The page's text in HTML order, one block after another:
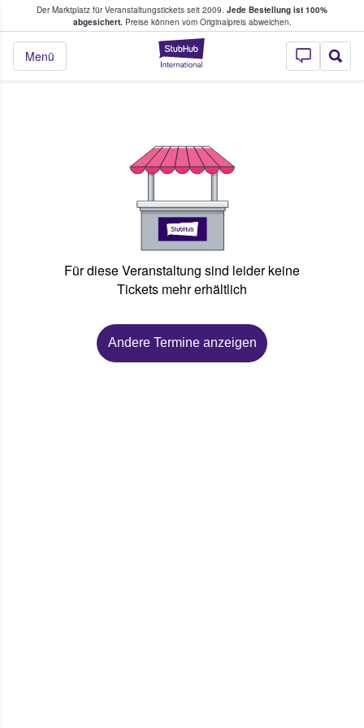
Der Marktplatz für Veranstaltungstickets seit 2009. Jede Bestellung ist 100%
abgesichert.Preise können vom Originalpreis abweichen.
StubHub - Wo
Menü
Tickets kaufen & verkaufen
Für diese Veranstaltung sind leider keine
Tickets mehr erhältlich
Andere Termine anzeigen